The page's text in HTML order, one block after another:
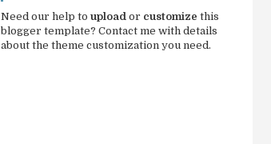
Need our help to upload or customize this
blogger template? Contact me with details
about the theme customization you need.